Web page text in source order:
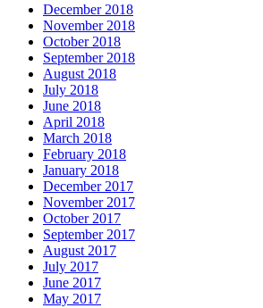
December 2018
November 2018
October 2018
September 2018
August 2018
July 2018
June 2018
April 2018
March 2018
February 2018
January 2018
December 2017
November 2017
October 2017
September 2017
August 2017
July 2017
June 2017
May 2017